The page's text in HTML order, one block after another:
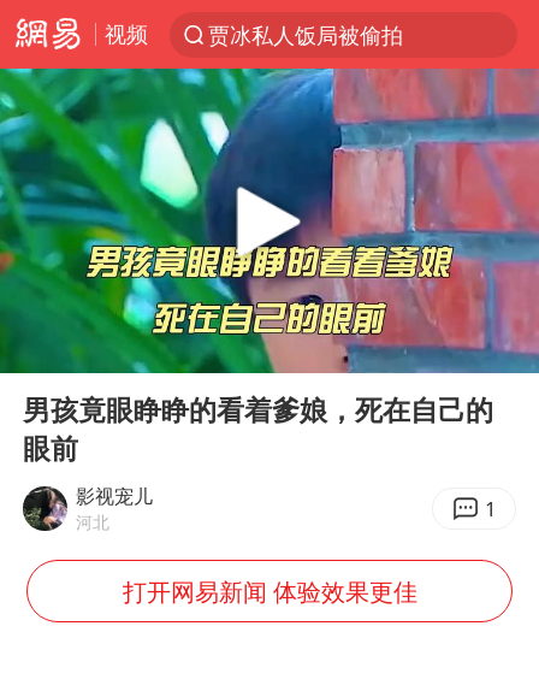
视频
贾冰私人饭局被偷拍
奥沙利文晋级斯诺克中国公开赛16强
路虎卫士110 HSE限时降价
我国发现稀散金属独立新矿物——乌斯河锗矿
上海鼓励居家办公
部分银行上调存款利率
小沈阳加盟《披荆斩棘》
新疆生产建设兵团生态环境局原局长被查
4.2平卫生间补漏注胶花1.55万
周星驰妈妈现身香港首映礼
Play
00:00 05:23
男孩竟眼睁睁的看着爹娘，死在自己的
眼前
影视宠儿
河北 1
打开网易新闻 体验效果更佳